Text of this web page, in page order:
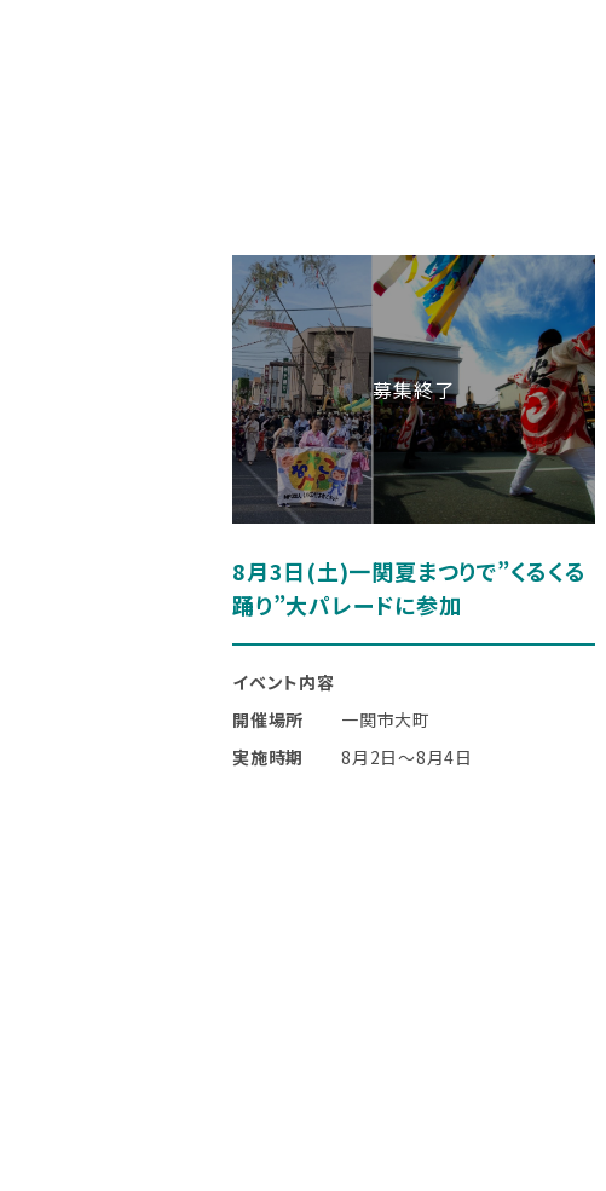
8月3日(土)一関夏まつりで”くるくる
踊り”大パレードに参加
イベント内容
開催場所
一関市大町
実施時期
8月2日〜8月4日